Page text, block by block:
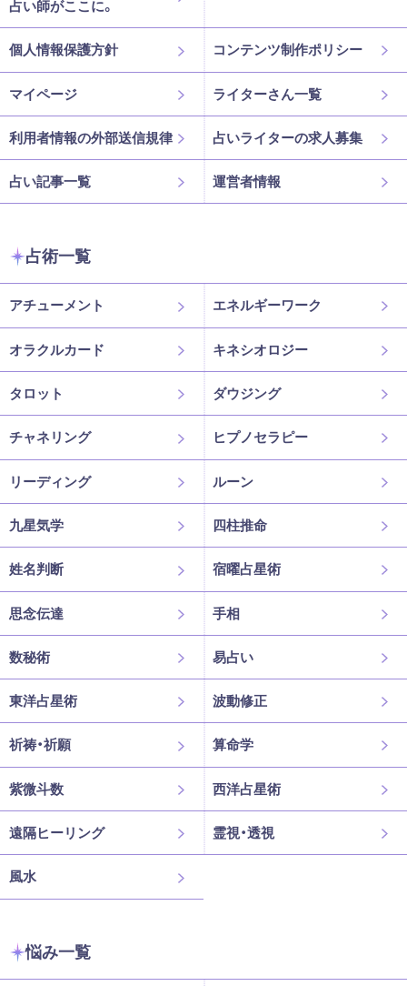
占い師がここに。
個人情報保護方針 コンテンツ制作ポリシー
マイページ ライターさん一覧
利用者情報の外部送信規律 占いライターの求人募集
占い記事一覧 運営者情報
占術一覧
アチューメント エネルギーワーク
オラクルカード キネシオロジー
タロット ダウジング
チャネリング ヒプノセラピー
リーディング ルーン
九星気学 四柱推命
姓名判断 宿曜占星術
思念伝達 手相
数秘術 易占い
東洋占星術 波動修正
祈祷・祈願 算命学
紫微斗数 西洋占星術
遠隔ヒーリング 霊視・透視
風水
悩み一覧